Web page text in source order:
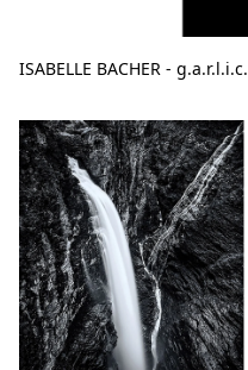
ISABELLE BACHER - g.a.r.l.i.c.